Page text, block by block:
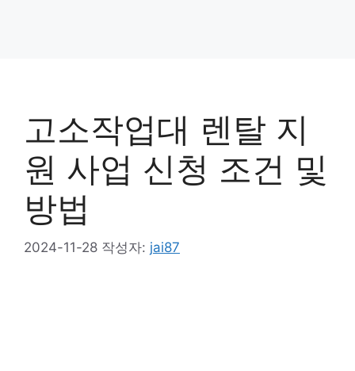
고소작업대 렌탈 지
원 사업 신청 조건 및
방법
2024-11-28 작성자: jai87